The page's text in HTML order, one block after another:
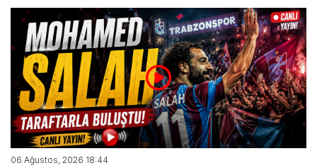
06 Ağustos, 2026 18:44